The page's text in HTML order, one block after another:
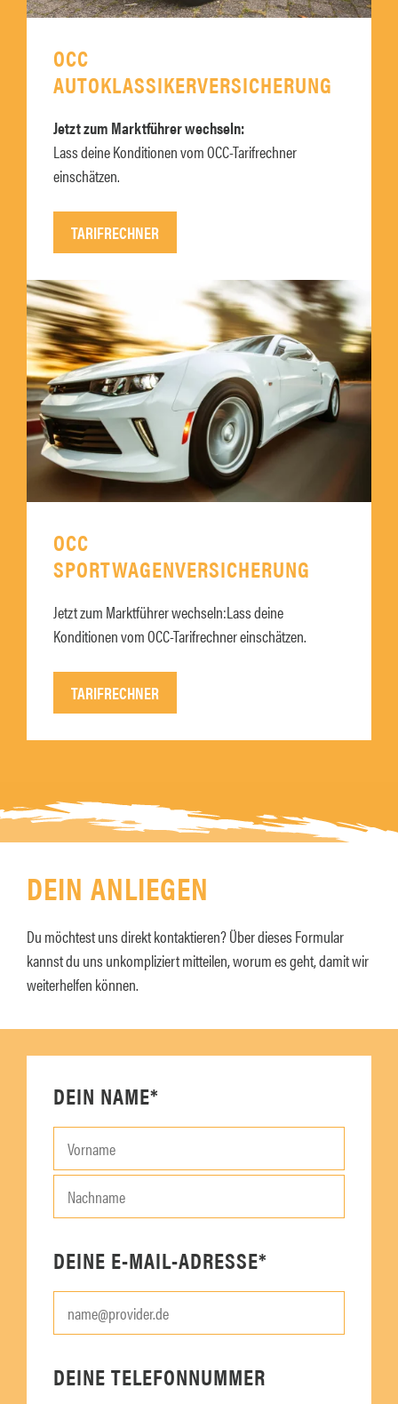
OCC
AUTOKLASSIKERVERSICHERUNG
Jetzt zum Marktführer wechseln:
Lass deine Konditionen vom OCC-Tarifrechner
einschätzen.
TARIFRECHNER
OCC
SPORTWAGENVERSICHERUNG
Jetzt zum Marktführer wechseln:Lass deine
Konditionen vom OCC-Tarifrechner einschätzen.
TARIFRECHNER
DEIN ANLIEGEN
Du möchtest uns direkt kontaktieren? Über dieses Formular
kannst du uns unkompliziert mitteilen, worum es geht, damit wir
weiterhelfen können.
DEIN NAME*
DEINE E-MAIL-ADRESSE*
DEINE TELEFONNUMMER